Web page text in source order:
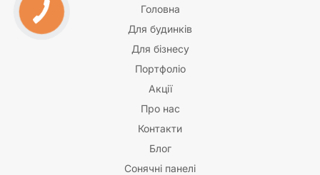
Головна
Для будинків
Для бізнесу
Портфоліо
Акції
Про нас
Контакти
Блог
Сонячні панелі